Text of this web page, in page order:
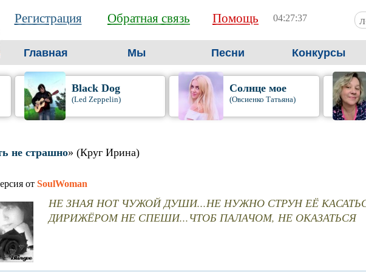
Регистрация Обратная связь Помощь 04:27:38
Главная Мы Песни Конкурсы
Black Dog
(Led Zeppelin)
Солнце мое
(Овсиенко Татьяна)
не страшно» (Круг Ирина)
от SoulWoman
НЕ ЗНАЯ НОТ ЧУЖОЙ ДУШИ...НЕ НУЖНО СТРУН ЕЁ
ДИРИЖЁРОМ НЕ СПЕШИ...ЧТОБ ПАЛАЧОМ, НЕ ОКАЗАТЬСЯ